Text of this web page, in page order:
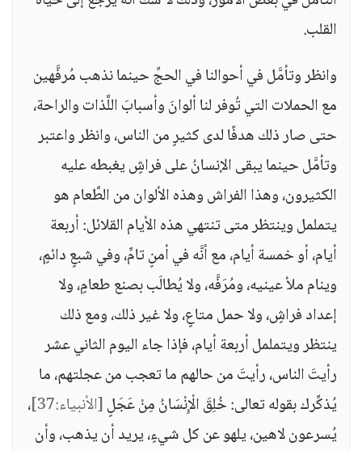
القلب.
وانظر وتأمَّل في أحوالنا في الحجِّ حينما نذهب مُرفَّهين
مع الحملات التي تُوفر لنا ألوانَ وأسبابَ اللَّذات والراحة،
حتى صار ذلك هدفًا لدى كثيرٍ من الناس، وانظر واعتبر
وتأمَّل حينما يبقى الإنسانُ على فراشٍ يغبطه عليه
الكثيرون، وهذا الفراش وهذه الألوان من الطَّعام هو
يتململ وينتظر متى تنتهي هذه الأيام القلائل: أربعة
أيام، أو خمسة أيام، مع أنَّه في أمنٍ تامٍّ، وفي شبعٍ دائمٍ،
وينام ملأ عينيه، ومُرَفَّه، ولا يُطالَب بصنع طعامٍ، ولا
إعداد فراشٍ، ولا حمل متاعٍ، ولا غير ذلك، ومع ذلك
ينتظر ويتململ أربعة أيام، فإذا جاء اليوم الثاني عشر
رأيتَ الناس، رأيتَ من حالهم ما تعجب من عجلتهم، ما
يُذكِّرك بقوله تعالى: خُلِقَ الْإِنْسَانُ مِنْ عَجَلٍ[الأنبياء:37]
،
يُسرعون لاهين، يلهو عن كل شيءٍ، يريد أن يذهب، وأن